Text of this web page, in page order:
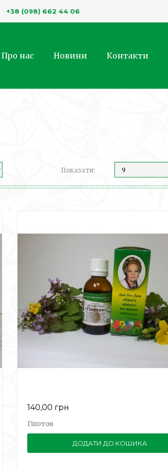
+38 (098) 662 44 06
Про нас Новини Контакти
Показати:
140,00 грн
Гіпотон
ДОДАТИ ДО КОШИКА